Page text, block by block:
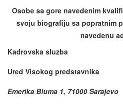
Osobe sa gore navedenim
svoju biografiju sa popratnim
navedenu
Kadrovska sluzba
Ured Visokog predstavnika
Emerika Bluma 1, 71000 Sarajevo